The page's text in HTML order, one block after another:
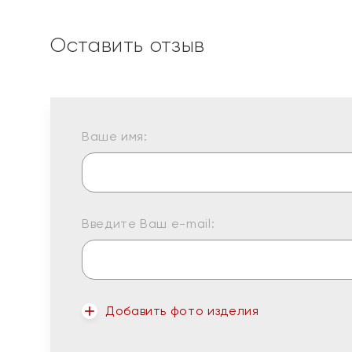
Оставить отзыв
Ваше имя:
Введите Ваш e-mail:
Добавить фото изделия